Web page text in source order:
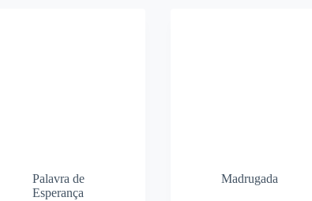
Palavra de
Esperança
Madrugada